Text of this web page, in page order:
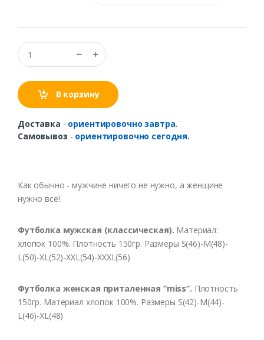
В корзину
Доставка - ориентировочно завтра.
Самовывоз - ориентировочно сегодня.
Как обычно - мужчине ничего не нужно, а женщине
нужно всё!
Футболка мужская (классическая). Материал:
хлопок 100%. Плотность 150гр. Размеры S(46)-M(48)-
L(50)-XL(52)-XXL(54)-XXXL(56)
Футболка женская приталенная “miss”. Плотность
150гр. Материал хлопок 100%. Размеры S(42)-M(44)-
L(46)-XL(48)